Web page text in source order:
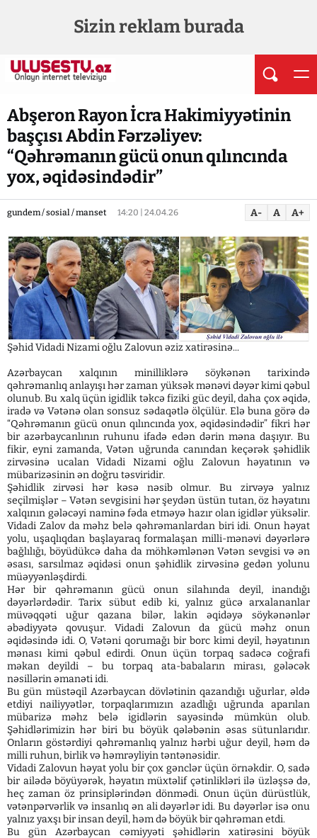
Sizin reklam burada
Abşeron Rayon İcra Hakimiyyətinin
başçısı Abdin Fərzəliyev:
“Qəhrəmanın gücü onun qılıncında
yox, əqidəsindədir”
gundem / sosial / manset 14:20 | 24.04.26 A- A A+
Şəhid Vidadi Nizami oğlu Zalovun əziz xatirəsinə...
Azərbaycan xalqının minilliklərə söykənən tarixində
qəhrəmanlıq anlayışı hər zaman yüksək mənəvi dəyər kimi qəbul
olunub. Bu xalq üçün igidlik təkcə fiziki güc deyil, daha çox əqidə,
iradə və Vətənə olan sonsuz sədaqətlə ölçülür. Elə buna görə də
“Qəhrəmanın gücü onun qılıncında yox, əqidəsindədir” fikri hər
bir azərbaycanlının ruhunu ifadə edən dərin məna daşıyır. Bu
fikir, eyni zamanda, Vətən uğrunda canından keçərək şəhidlik
zirvəsinə ucalan Vidadi Nizami oğlu Zalovun həyatının və
mübarizəsinin ən doğru təsviridir.
Şəhidlik zirvəsi hər kəsə nəsib olmur. Bu zirvəyə yalnız
seçilmişlər – Vətən sevgisini hər şeydən üstün tutan, öz həyatını
xalqının gələcəyi naminə fəda etməyə hazır olan igidlər yüksəlir.
Vidadi Zalov da məhz belə qəhrəmanlardan biri idi. Onun həyat
yolu, uşaqlıqdan başlayaraq formalaşan milli-mənəvi dəyərlərə
bağlılığı, böyüdükcə daha da möhkəmlənən Vətən sevgisi və ən
əsası, sarsılmaz əqidəsi onun şəhidlik zirvəsinə gedən yolunu
müəyyənləşdirdi.
Hər bir qəhrəmanın gücü onun silahında deyil, inandığı
dəyərlərdədir. Tarix sübut edib ki, yalnız gücə arxalananlar
müvəqqəti uğur qazana bilər, lakin əqidəyə söykənənlər
əbədiyyətə qovuşur. Vidadi Zalovun da gücü məhz onun
əqidəsində idi. O, Vətəni qorumağı bir borc kimi deyil, həyatının
mənası kimi qəbul edirdi. Onun üçün torpaq sadəcə coğrafi
məkan deyildi – bu torpaq ata-babaların mirası, gələcək
nəsillərin əmanəti idi.
Bu gün müstəqil Azərbaycan dövlətinin qazandığı uğurlar, əldə
etdiyi nailiyyətlər, torpaqlarımızın azadlığı uğrunda aparılan
mübarizə məhz belə igidlərin sayəsində mümkün olub.
Şəhidlərimizin hər biri bu böyük qələbənin əsas sütunlarıdır.
Onların göstərdiyi qəhrəmanlıq yalnız hərbi uğur deyil, həm də
milli ruhun, birlik və həmrəyliyin təntənəsidir.
Vidadi Zalovun həyat yolu bir çox gənclər üçün örnəkdir. O, sadə
bir ailədə böyüyərək, həyatın müxtəlif çətinlikləri ilə üzləşsə də,
heç zaman öz prinsiplərindən dönmədi. Onun üçün dürüstlük,
vətənpərvərlik və insanlıq ən ali dəyərlər idi. Bu dəyərlər isə onu
yalnız yaxşı bir insan deyil, həm də böyük bir qəhrəman etdi.
Bu gün Azərbaycan cəmiyyəti şəhidlərin xatirəsini böyük